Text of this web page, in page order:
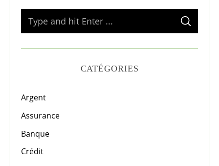
f
o
:
S
A
C
CATÉGORIES
Argent
Assurance
Banque
Crédit